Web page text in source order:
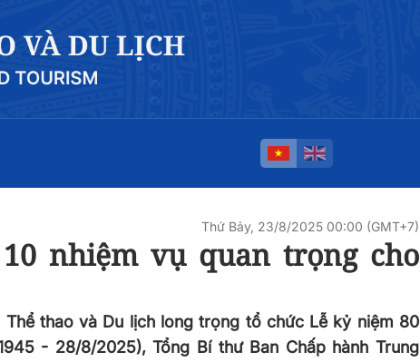
Thứ Bảy, 23/8/2025 00:00 (GMT+7)
nhiệm vụ quan trọng cho
thao và Du lịch long trọng tổ chức Lễ kỷ niệm 80
- 28/8/2025), Tổng Bí thư Ban Chấp hành Trung